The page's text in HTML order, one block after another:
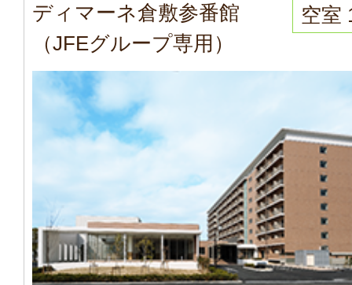
ディマーネ倉敷参番館
（JFEグループ専用）
空室